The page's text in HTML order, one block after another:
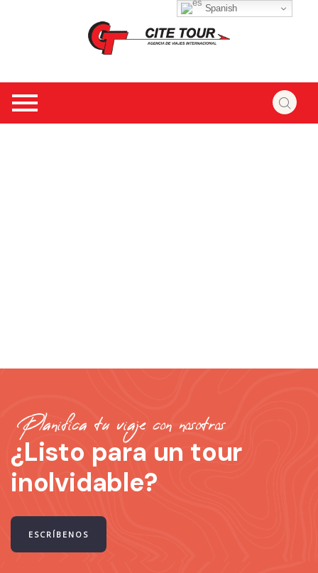
Planifica tu viaje con nosotros
¿Listo para un tour
inolvidable?
ESCRÍBENOS
Spanish